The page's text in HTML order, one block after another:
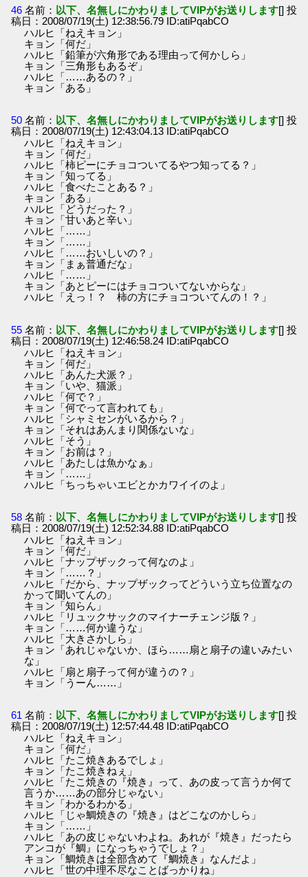
46 名前： 以下、名無しにかわりましてVIPがお送りします[] 投
稿日：2008/07/19(土) 12:38:56.79 ID:atiPqabCO
ハルヒ「ねえキョン」
キョン「何だ」
ハルヒ「鉛筆が六角形である理由って何かしら」
キョン「三角形もあるぞ」
ハルヒ「……あるの？」
キョン「ある」
50 名前： 以下、名無しにかわりましてVIPがお送りします[] 投
稿日：2008/07/19(土) 12:43:04.13 ID:atiPqabCO
ハルヒ「ねえキョン」
キョン「何だ」
ハルヒ「柿ピーにチョコついてるやつ知ってる？」
キョン「知ってる」
ハルヒ「食べたことある？」
キョン「ある」
ハルヒ「どうだった？」
キョン「甘いあと辛い」
ハルヒ「……」
キョン「……」
ハルヒ「……おいしいの？」
キョン「まぁ普通だな」
ハルヒ「……」
キョン「あとピーにはチョコついてないからな」
ハルヒ「えっ！？ 柿の方にチョコついてんの！？」
55 名前： 以下、名無しにかわりましてVIPがお送りします[] 投
稿日：2008/07/19(土) 12:46:58.24 ID:atiPqabCO
ハルヒ「ねえキョン」
キョン「何だ」
ハルヒ「あんた犬派？」
キョン「いや、猫派」
ハルヒ「何で？」
キョン「何でって言われても」
ハルヒ「シャミセンがいるから？」
キョン「それはあんまり関係ないな」
ハルヒ「そう」
キョン「お前は？」
ハルヒ「あたしは魚かなぁ」
キョン「……」
ハルヒ「ちっちゃいエビとかカワイイのよ」
58 名前： 以下、名無しにかわりましてVIPがお送りします[] 投
稿日：2008/07/19(土) 12:52:34.88 ID:atiPqabCO
ハルヒ「ねえキョン」
キョン「何だ」
ハルヒ「ナップザックって何なのよ」
キョン「……？」
ハルヒ「だから、ナップザックってどういう立ち位置なの
かって聞いてんの」
キョン「知らん」
ハルヒ「リュックサックのマイナーチェンジ版？」
キョン「……何か違うな」
ハルヒ「大きさかしら」
キョン「あれじゃないか、ほら……扇と扇子の違いみたい
な」
ハルヒ「扇と扇子って何が違うの？」
キョン「うーん……」
61 名前： 以下、名無しにかわりましてVIPがお送りします[] 投
稿日：2008/07/19(土) 12:57:44.48 ID:atiPqabCO
ハルヒ「ねえキョン」
キョン「何だ」
ハルヒ「たこ焼きあるでしょ」
キョン「たこ焼きねぇ」
ハルヒ「たこ焼きの『焼き』って、あの皮って言うか何て
言うか……あの部分じゃない」
キョン「わかるわかる」
ハルヒ「じゃ鯛焼きの『焼き』はどこなのかしら」
キョン「……」
ハルヒ「あの皮じゃないわよね。あれが『焼き』だったら
アンコが『鯛』になっちゃうでしょ？」
キョン「鯛焼きは全部含めて『鯛焼き』なんだよ」
ハルヒ「世の中理不尽なことばっかりね」